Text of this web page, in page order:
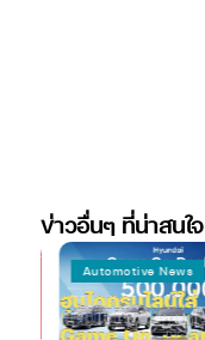
ข่าวอื่นๆ ที่น่าสนใจ
Automotive News